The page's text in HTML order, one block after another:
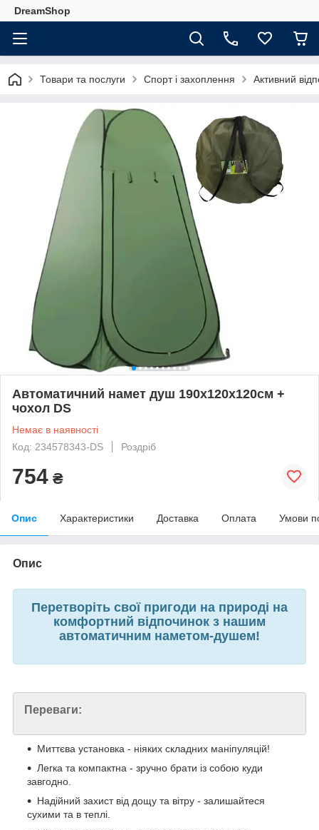
DreamShop
Товари та послуги Спорт і захоплення Активний
Автоматичний намет душ 190х120х120см +
чохол DS
Немає в наявності
Код: 234578343-DS
Роздріб
754 ₴
Опис Характеристики Доставка Оплата Умови
Опис
Перетворіть свої пригоди на природі на
комфортний відпочинок з нашим
автоматичним наметом-душем!
Переваги:
Миттєва установка - ніяких складних маніпуляцій!
Легка та компактна - зручно брати із собою куди
завгодно.
Надійний захист від дощу та вітру - залишайтеся
сухими та в теплі.